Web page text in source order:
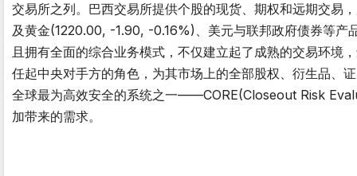
交易所之列。巴西交易所提供个股的现货、期权和远期交易
及黄金(1220.00, -1.90, -0.16%)、美元与联邦政府债券等产
且拥有全面的综合业务模式，不仅建立起了成熟的交易环境
任起中央对手方的角色，为其市场上的全部股权、衍生品、
全球最为高效安全的系统之一——CORE(Closeout Risk
加带来的需求。